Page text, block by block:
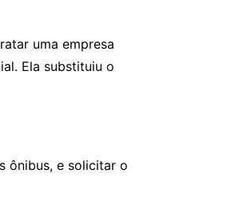
uma empresa
Ela substituiu o
ônibus, e solicitar o